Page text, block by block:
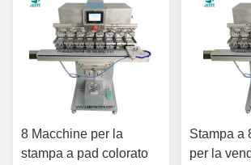
8 Macchine per la
stampa a pad colorato
Stampa a
per la